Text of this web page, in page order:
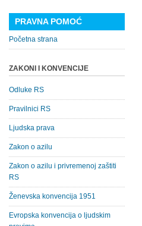
PRAVNA POMOĆ
Početna strana
ZAKONI I KONVENCIJE
Odluke RS
Pravilnici RS
Ljudska prava
Zakon o azilu
Zakon o azilu i privremenoj zaštiti
RS
Ženevska konvencija 1951
Evropska konvencija o ljudskim